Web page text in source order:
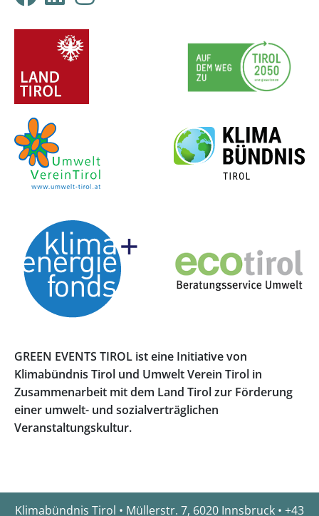
ProjektpartnerInnen
GREEN EVENTS TIROL ist eine Initiative von
Klimabündnis Tirol und Umwelt Verein Tirol in
Zusammenarbeit mit dem Land Tirol zur Förderung
einer umwelt- und sozialverträglichen
Veranstaltungskultur.
Klimabündnis Tirol • Müllerstr. 7, 6020 Innsbruck • +43